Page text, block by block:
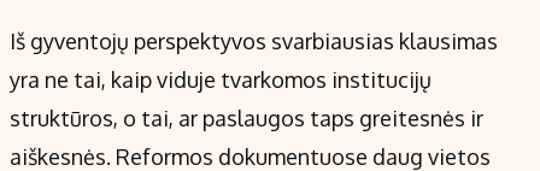
Iš gyventojų perspektyvos svarbiausias klausimas
yra ne tai, kaip viduje tvarkomos institucijų
struktūros, o tai, ar paslaugos taps greitesnės ir
aiškesnės. Reformos dokumentuose daug vietos